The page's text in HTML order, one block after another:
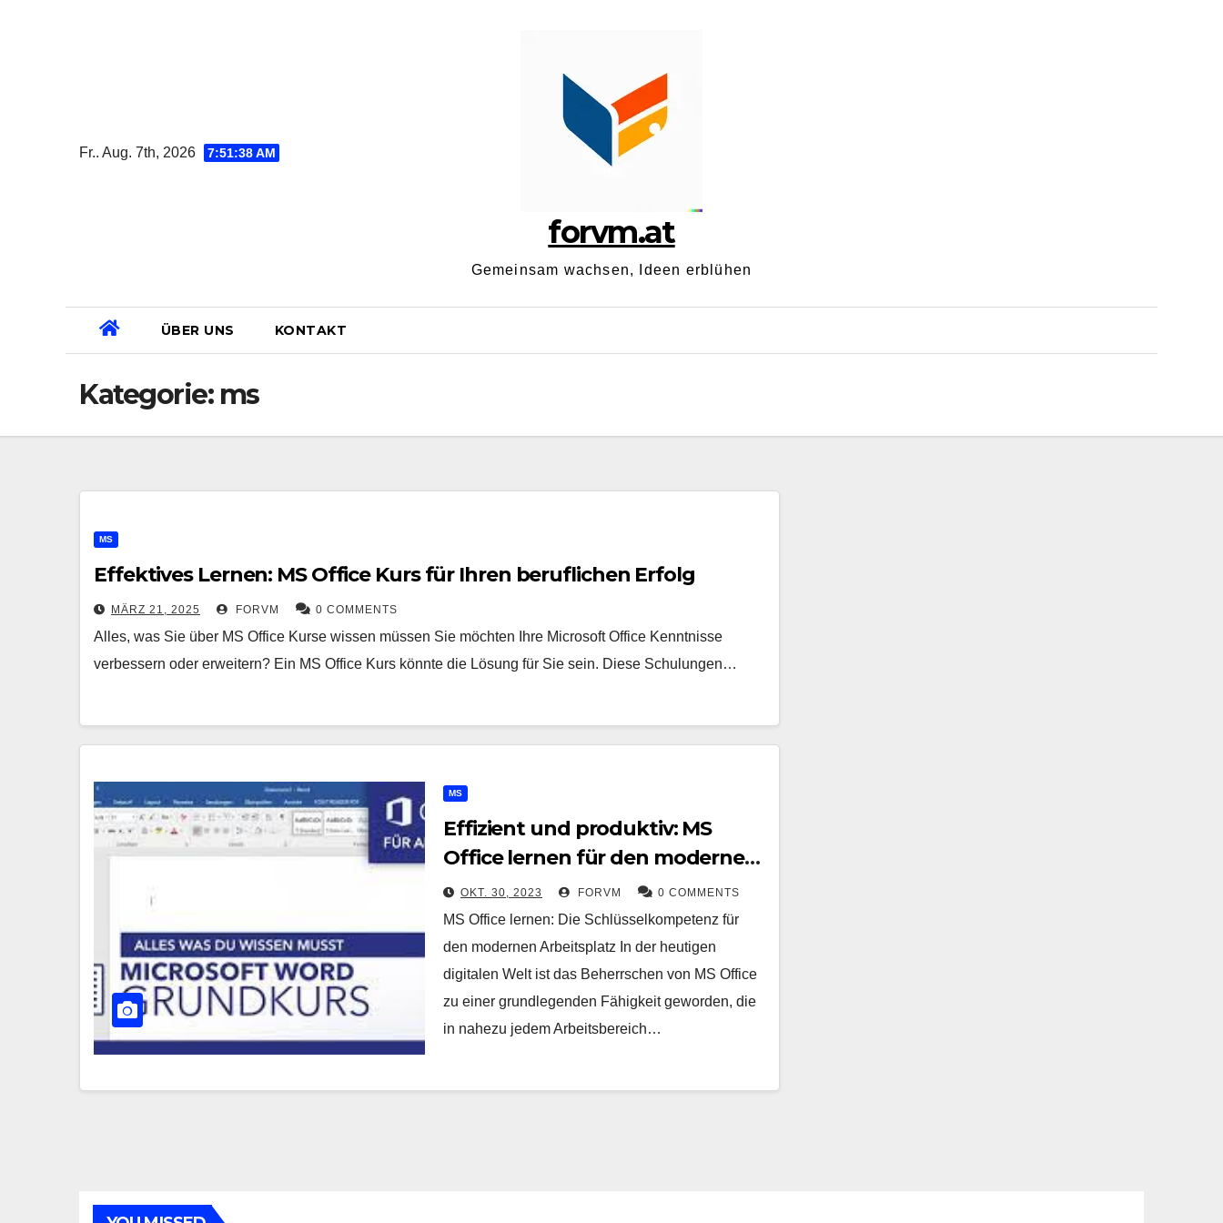
Fr.. Aug. 7th, 2026 7:51:39 AM
forvm.at
Gemeinsam wachsen, Ideen erblühen
ÜBER UNS KONTAKT
Kategorie: ms
MS
Effektives Lernen: MS Office Kurs für Ihren beruflichen Erfolg
MÄRZ 21, 2025 FORVM 0 COMMENTS
Alles, was Sie über MS Office Kurse wissen müssen Sie möchten Ihre Microsoft Office Kenntnisse
verbessern oder erweitern? Ein MS Office Kurs könnte die Lösung für Sie sein. Diese Schulungen…
MS
Effizient und produktiv: MS
Office lernen für den modernen
Arbeitsplatz
OKT. 30, 2023 FORVM 0 COMMENTS
MS Office lernen: Die Schlüsselkompetenz für
den modernen Arbeitsplatz In der heutigen
digitalen Welt ist das Beherrschen von MS Office
zu einer grundlegenden Fähigkeit geworden, die
in nahezu jedem Arbeitsbereich…